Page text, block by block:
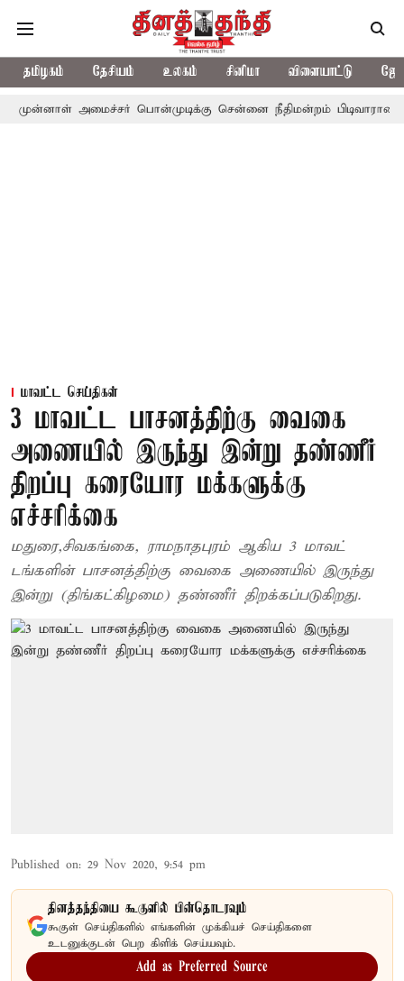
தமிழகம் தேசியம் உலகம் சினிமா விளையாட்டு
அமைச்சர் பொன்முடிக்கு சென்னை நீதிமன்றம் பிடிவாராண்ட்
மாவட்ட செய்திகள்
3 மாவட்ட பாசனத்திற்கு வைகை
அணையில் இருந்து இன்று தண்ணீர்
திறப்பு கரையோர மக்களுக்கு
எச்சரிக்கை
மதுரை,சிவகங்கை, ராமநாதபுரம் ஆகிய 3 மாவட்
டங்களின் பாசனத்திற்கு வைகை அணையில் இருந்து
இன்று (திங்கட்கிழமை) தண்ணீர் திறக்கப்படுகிறது.
Published on: 29 Nov 2020, 9:54 pm
தினத்தந்தியை கூகுளில் பின்தொடரவும்
கூகுள் செய்திகளில் எங்களின் முக்கியச் செய்திகளை
உடனுக்குடன் பெற கிளிக் செய்யவும்.
Add as Preferred Source